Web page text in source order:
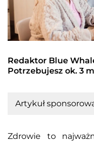
Redaktor Blue
Potrzebujesz ok. 3
Artykuł
Zdrowie to